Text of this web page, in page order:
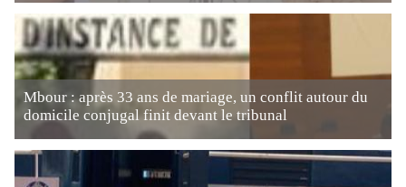
Mbour : après 33 ans de mariage, un conflit autour du
domicile conjugal finit devant le tribunal